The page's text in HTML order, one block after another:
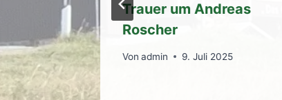
Trauer um Andreas
Roscher
Von admin 9. Juli 2025